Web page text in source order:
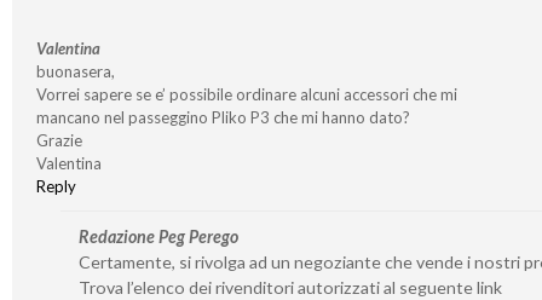
Valentina
buonasera,
Vorrei sapere se e’ possibile ordinare alcuni accessori che mi
mancano nel passeggino Pliko P3 che mi hanno dato?
Grazie
Valentina
Reply
Redazione Peg Perego
Certamente, si rivolga ad un negoziante che vende i nostri
Trova l’elenco dei rivenditori autorizzati al seguente link